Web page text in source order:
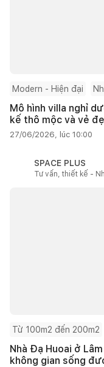
Modern - Hiện đại
Mô hình villa nghỉ
kế thô mộc và vẻ
27/06/2026, lúc 10:00
SPACE PLUS
Tư vấn, thiết kế -
Từ 100m2 đến 200m2
Nhà Đạ Huoai ở
không gian sống